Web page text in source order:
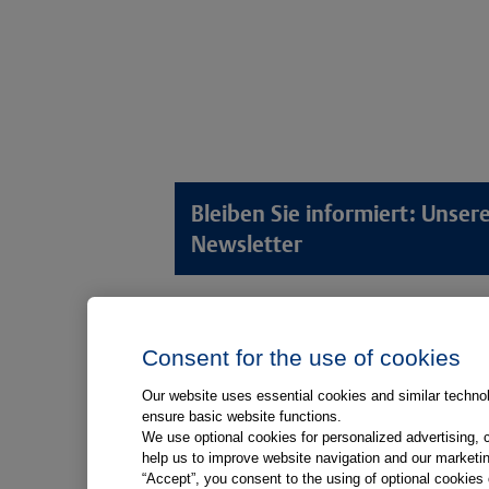
Bleiben Sie informiert:
Newsletter
Anamnese von Patient*innen
Aufnahme von Patient*innen
Aufklärung von Patient*innen
Kliniken
Digitale
Consent for the use of cookies
Our website uses essential cookies and similar
ensure basic website functions.
We use optional cookies for personalized
help us to improve website navigation and our
“Accept”, you consent to the using of optional